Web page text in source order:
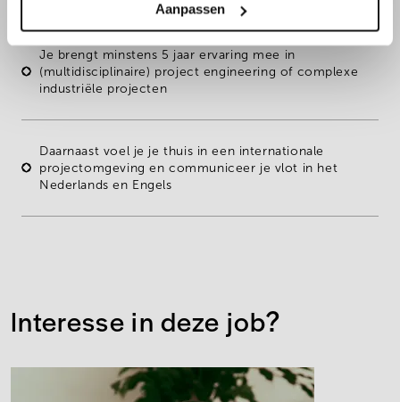
Aanpassen
Je brengt minstens 5 jaar ervaring mee in
(multidisciplinaire) project engineering of complexe
industriële projecten
Daarnaast voel je je thuis in een internationale
projectomgeving en communiceer je vlot in het
Nederlandsen Engels
Interesse in deze job?